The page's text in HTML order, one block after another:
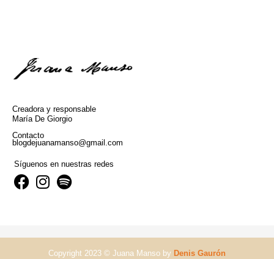
Creadora y responsable
María De Giorgio
Contacto
blogdejuanamanso@gmail.com
Síguenos en nuestras redes
Copyright 2023 © Juana Manso by Denis Gaurón